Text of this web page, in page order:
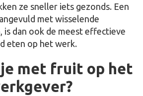
ze sneller iets gezonds. Een
met wisselende
is dan ook de meest effectieve
eten op het werk.
je met fruit op het